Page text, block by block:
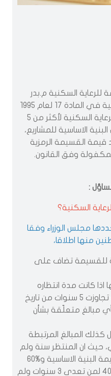
للرعاية السكنية م.بدر
الوقيان: إن قانون الرعاية السكنية في المادة 17 لعام 1995
أعفى المواطنين المنتظري الرعاية السكنية لأكثر من 5
الاساسية للمشاريع،
القسيمة الرمزية
وفق القانون.
:
السكنية؟
مجلس الوزراء وفقا
للقسيمة تضاف على
كانت مدة انتظاره
للحصول على الرعاية السكنية تجاوزت 5 سنوات من تاريخ
مبالغ متعلّقة بشأن
كذلك المبالغ المرتبطة
حيث ان المنتظر سنة ولم
يتجاوز سنتين يدفع %80 من قيمة البنية الاساسية و%60
من سنتين لثلاث، وتصل الى %40 لمن تعدى 3 سنوات ولم